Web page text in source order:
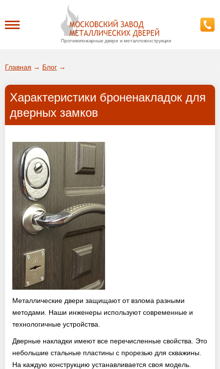
Противопожарные двери и металлоконструкции
ДА!
ВЫБРАТЬ ДРУГОЙ ГОРОД
О заводе
Доставка
Установка
Покупателям
Галерея
Оптовикам
Новости
Контакты
ЗАПРОСИТЬ РАСЧЕТ
+7 (495) 767-19-79
Закажите звонок
Главная → Блог →
Характеристики броненакладок для
дверных замков
Металлические двери защищают от взлома разными
методами. Наши инженеры используют современные и
технологичные устройства.
Дверные накладки имеют все перечисленные свойства. Это
небольшие стальные пластины с прорезью для скважины.
На каждую конструкцию устанавливается своя модель.